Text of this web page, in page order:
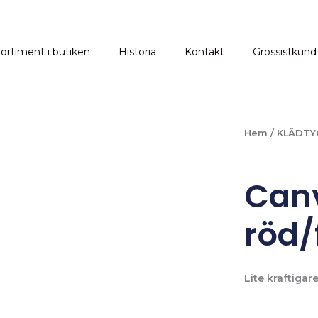
i butiken Historia Kontakt Grossistkund
Hem /
Lite